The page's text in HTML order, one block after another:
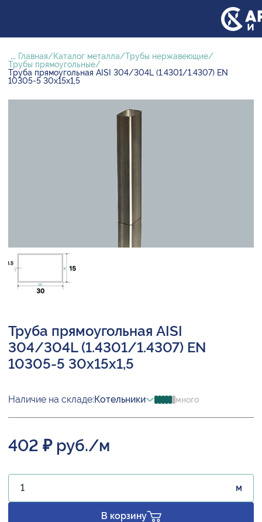
... Главная Каталог металла
Трубы нержавеющие
Трубы прямоугольные
Труба прямоугольная AISI 304/304L (1.4301/1.4307) EN
10305-5 30х15х1,5
Труба прямоугольная AISI
304/304L (1.4301/1.4307) EN
10305-5 30х15х1,5
Наличие на складе:Котельники много
402 ₽ руб./м
м
В корзину